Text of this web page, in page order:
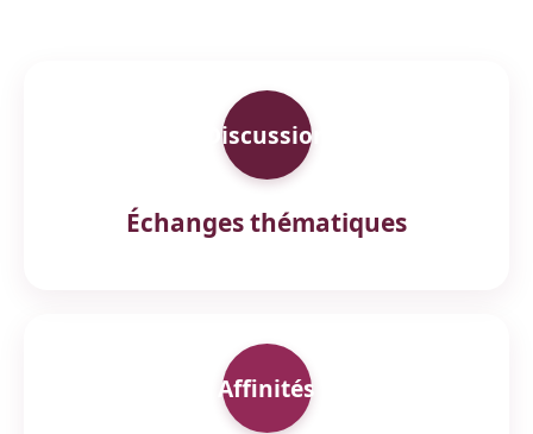
Discussion
Échanges thématiques
Affinités